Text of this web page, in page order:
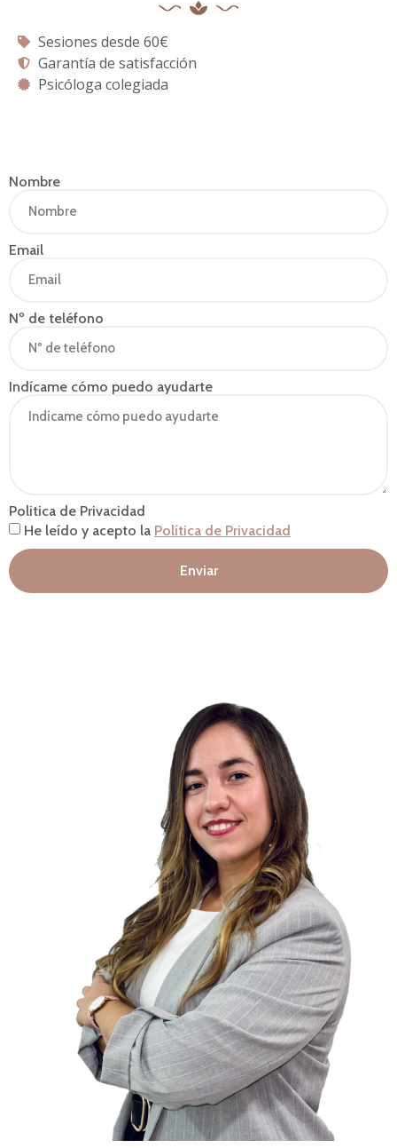
Sesiones desde 60€
Garantía de satisfacción
Psicóloga colegiada
Nombre
Email
Nº de teléfono
Indícame cómo puedo ayudarte
Politica de Privacidad
He leído y acepto la Política de Privacidad
Enviar